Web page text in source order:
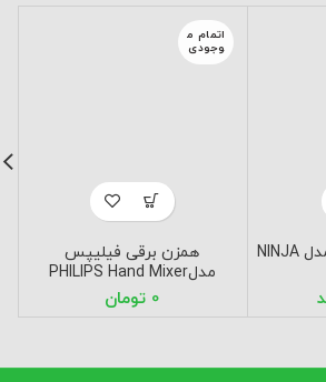
سرخ کن دوقلو نینجا مدل NINJA
اتمام م
وجودی
همزن برقی فیلیپس
مدلPHILIPS Hand Mixer
HR3705
تومان